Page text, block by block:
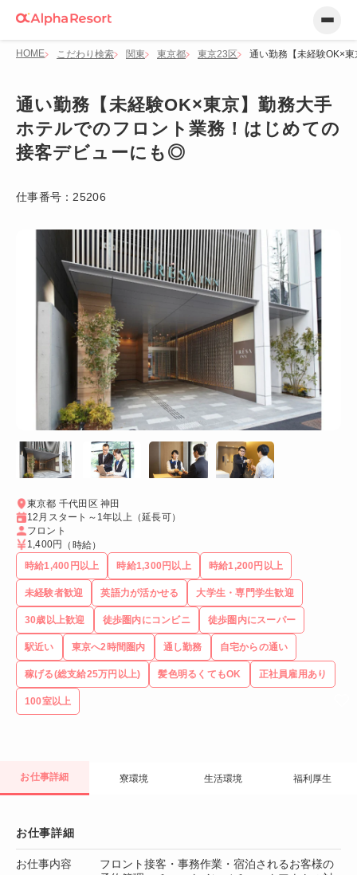
HOME こだわり検索 関東 東京都 東京23区 通い勤務【未経験OK×
通い勤務【未経験OK×東京】勤務大手
ホテルでのフロント業務！はじめての
接客デビューにも◎
仕事番号： 25206
東京都 千代田区 神田
12月スタート～1年以上（延長可）
フロント
1,400円
（時給）
時給1,400円以上
時給1,300円以上 時給1,200円以上
未経験者歓迎 英語力が活かせる 大学生・専門学生歓迎
30歳以上歓迎 徒歩圏内にコンビニ 徒歩圏内にスーパー
駅近い 東京へ2時間圏内 通し勤務 自宅からの通い
稼げる(総支給25万円以上) 髪色明るくてもOK 正社員雇用あり
100室以上
お仕事詳細 寮環境 生活環境 福利厚生
お仕事詳細
お仕事内容
フロント接客・事務作業・宿泊されるお客様の